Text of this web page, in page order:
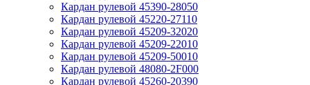
Кардан рулевой 45390-28050
Кардан рулевой 45220-27110
Кардан рулевой 45209-32020
Кардан рулевой 45209-22010
Кардан рулевой 45209-50010
Кардан рулевой 48080-2F000
Кардан рулевой 45260-20390